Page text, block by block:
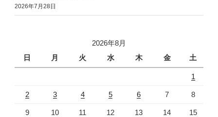
2026年7月28日
2026年8月
日
月 火 水 木 金 土
1
2 3 4 5 6 7 8
9 10 11 12 13 14 15